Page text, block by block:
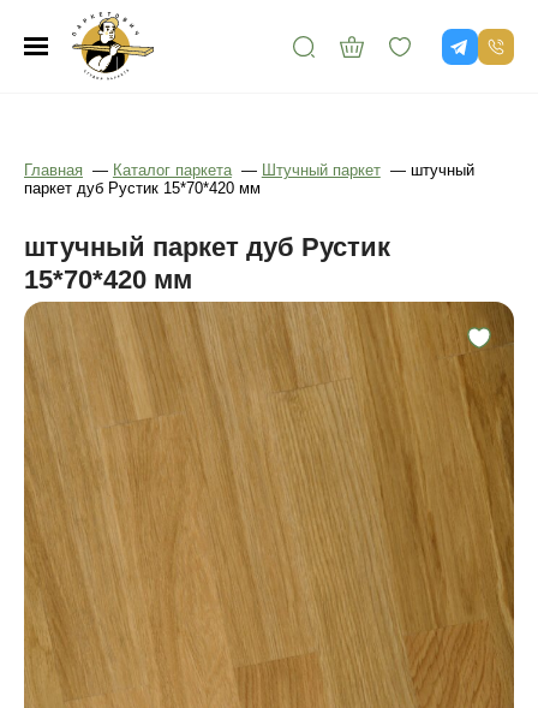
Главная — Каталог паркета — Штучный паркет — штучный
паркет дуб Рустик 15*70*420 мм
штучный паркет дуб Рустик
15*70*420 мм